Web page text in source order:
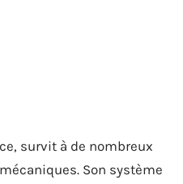
survit à de nombreux
Son système